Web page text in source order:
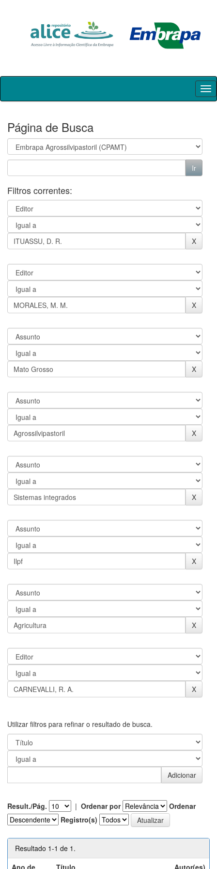
Skip
Página de Busca
Filtros correntes:
Utilizar filtros para refinar o resultado de busca.
Result./Pág. | Ordenar por
Ordenar
Registro(s)
Resultado 1-1 de 1.
Ano de
Título Autor(es)